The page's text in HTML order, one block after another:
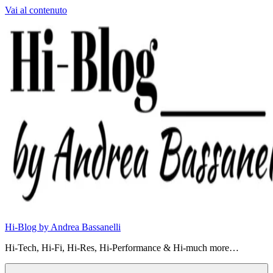
Vai al contenuto
Hi-Blog by Andrea Bassanelli
Hi-Tech, Hi-Fi, Hi-Res, Hi-Performance & Hi-much more…